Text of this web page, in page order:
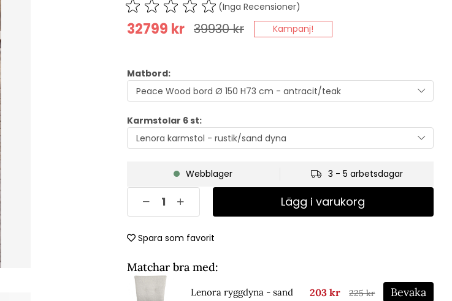
(Inga Recensioner)
39930kr
32799 kr Kampanj!
Matbord:
Karmstolar 6 st:
Webblager 3 - 5 arbetsdagar
Lägg i varukorg
Spara som favorit
Matchar bra med:
Lenora ryggdyna - sand 203 kr 225 kr Bevaka